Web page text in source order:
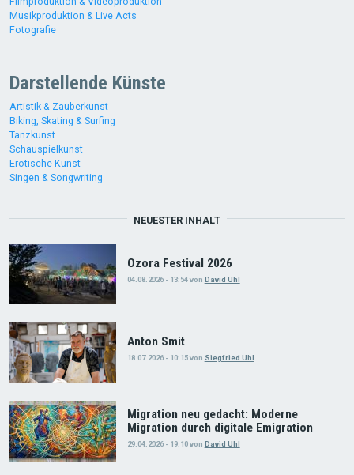
Musikproduktion & Live Acts
Fotografie
Darstellende Künste
Artistik & Zauberkunst
Biking, Skating & Surfing
Tanzkunst
Schauspielkunst
Erotische Kunst
Singen & Songwriting
NEUESTER INHALT
Ozora Festival 2026
04.08.2026 - 13:54 von David Uhl
Anton Smit
18.07.2026 - 10:15 von Siegfried Uhl
Migration neu gedacht: Moderne
Migration durch digitale Emigration
29.04.2026 - 19:10 von David Uhl